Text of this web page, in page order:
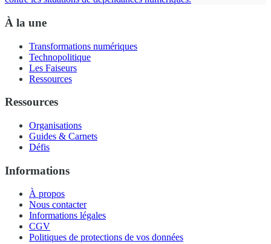
À la une
Transformations numériques
Technopolitique
Les Faiseurs
Ressources
Ressources
Organisations
Guides & Carnets
Défis
Informations
À propos
Nous contacter
Informations légales
CGV
Politiques de protections de vos données